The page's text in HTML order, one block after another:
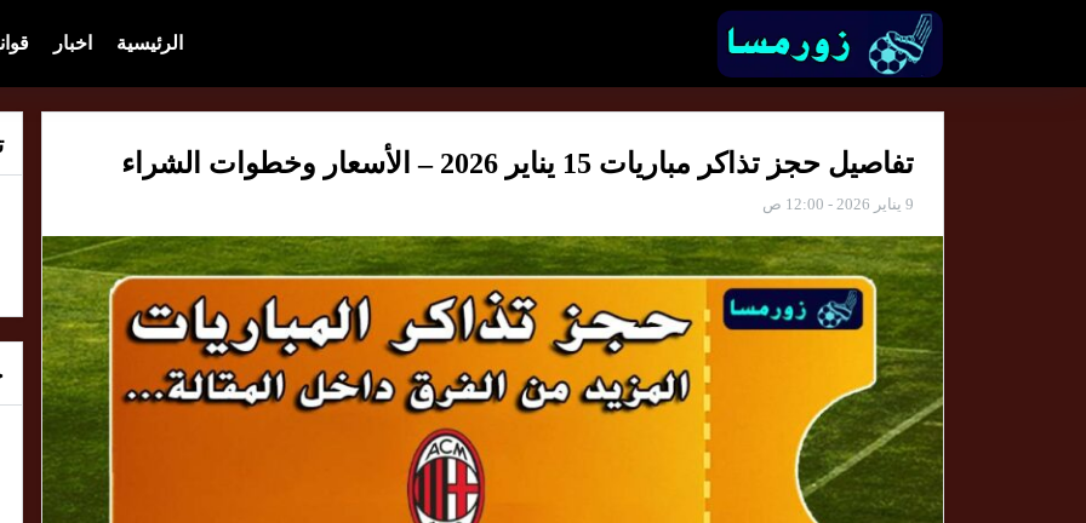
الرئيسية اخبار
تفاصيل حجز تذاكر مباريات 15 يناير 2026 – الأسعار وخطوات الشراء
9 يناير 2026 - 12:00 ص